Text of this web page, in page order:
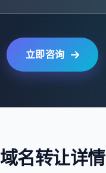
立即咨询
域名转让详情